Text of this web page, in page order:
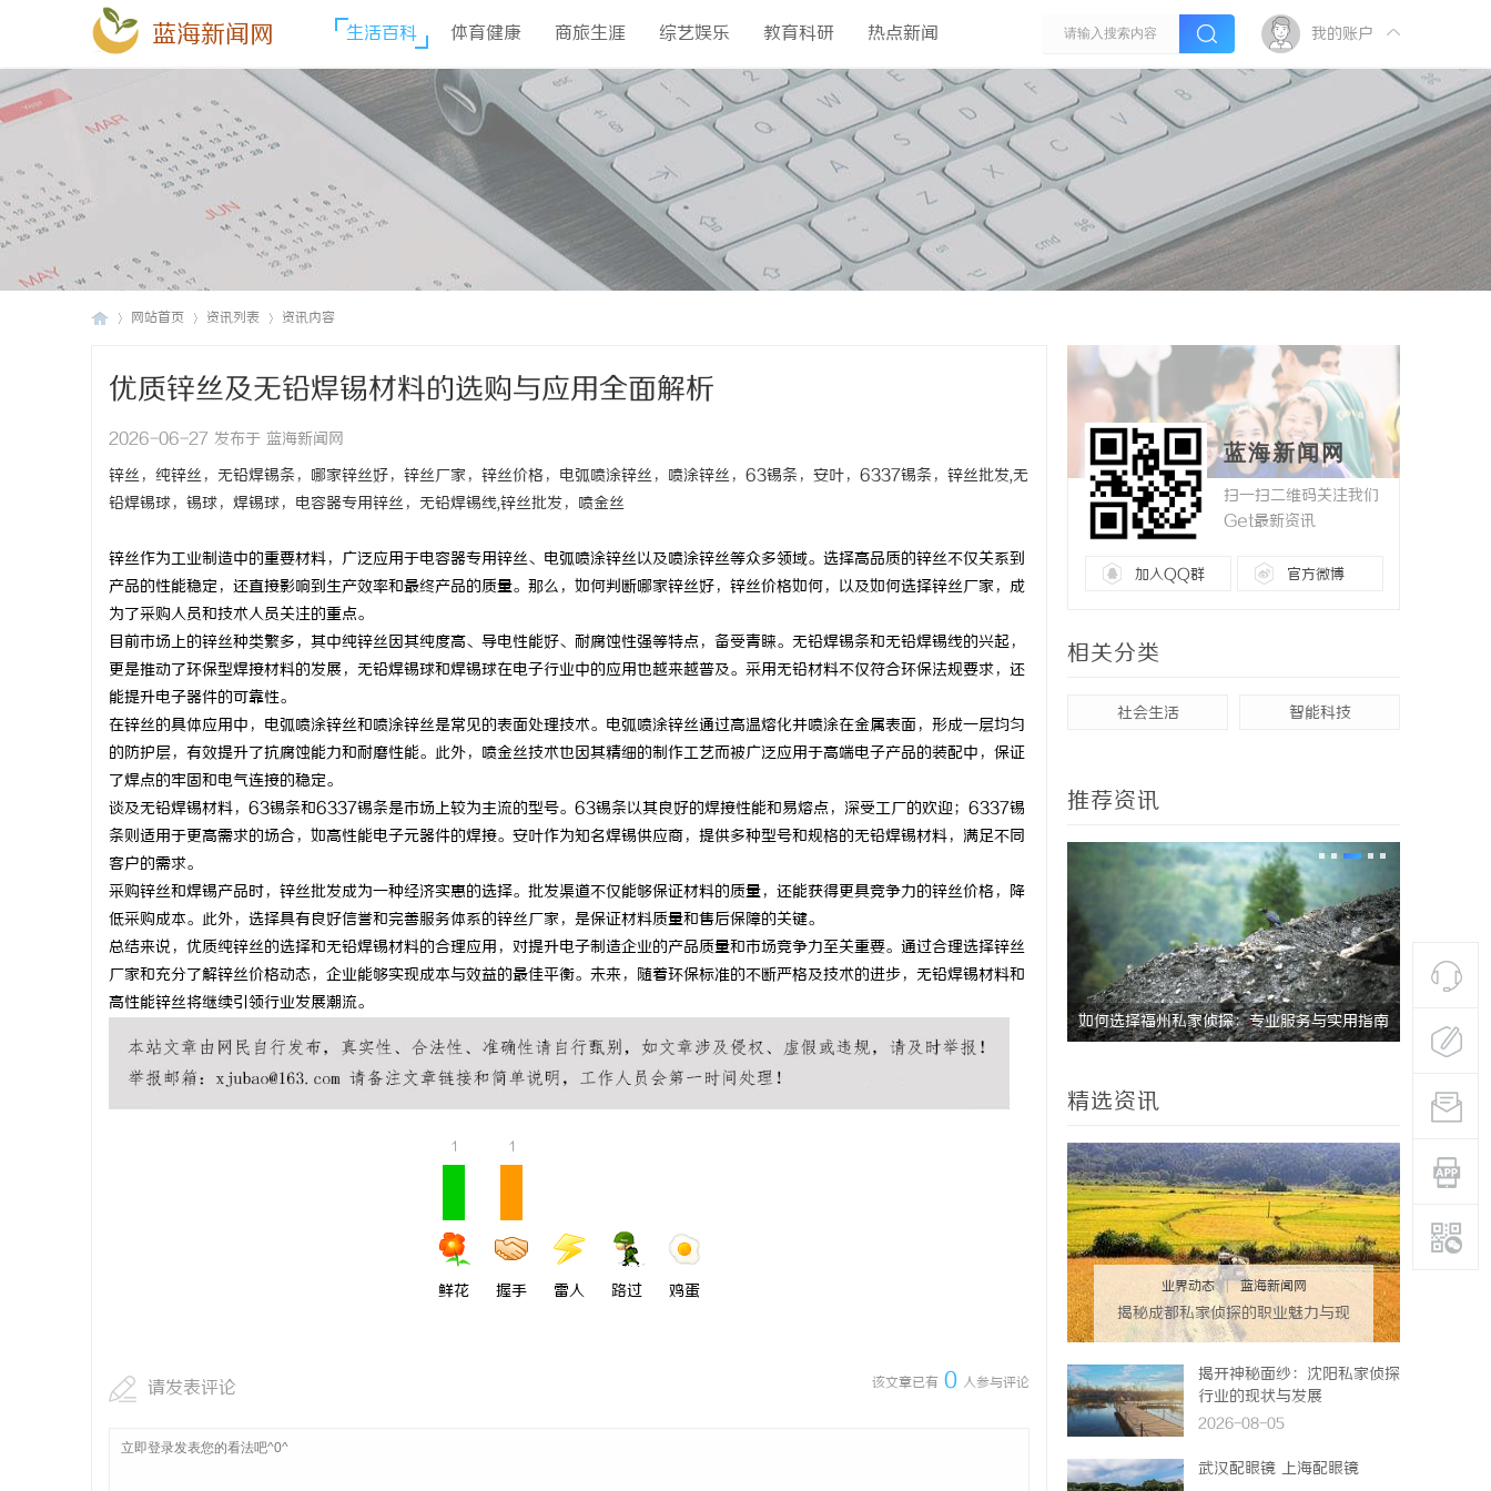
蓝海新闻网 生活百科 体育健康 商旅生涯 综艺娱乐 教育科研 热点新闻 我的账户
网站首页 资讯列表 资讯内容
优质锌丝及无铅焊锡材料的选购与应用全面解析
2026-06-27 发布于 蓝海新闻网
锌丝，纯锌丝，无铅焊锡条，哪家锌丝好，锌丝厂家，锌丝价格，电弧喷涂锌丝，喷涂锌丝，63锡条，安叶，6337锡条，锌丝批发,无
铅焊锡球，锡球，焊锡球，电容器专用锌丝，无铅焊锡线,锌丝批发，喷金丝
锌丝作为工业制造中的重要材料，广泛应用于电容器专用锌丝、电弧喷涂锌丝以及喷涂锌丝等众多领域。选择高品质的锌丝不仅关系到
产品的性能稳定，还直接影响到生产效率和最终产品的质量。那么，如何判断哪家锌丝好，锌丝价格如何，以及如何选择锌丝厂家，成
为了采购人员和技术人员关注的重点。
目前市场上的锌丝种类繁多，其中纯锌丝因其纯度高、导电性能好、耐腐蚀性强等特点，备受青睐。无铅焊锡条和无铅焊锡线的兴起，
更是推动了环保型焊接材料的发展，无铅焊锡球和焊锡球在电子行业中的应用也越来越普及。采用无铅材料不仅符合环保法规要求，还
能提升电子器件的可靠性。
在锌丝的具体应用中，电弧喷涂锌丝和喷涂锌丝是常见的表面处理技术。电弧喷涂锌丝通过高温熔化并喷涂在金属表面，形成一层均匀
的防护层，有效提升了抗腐蚀能力和耐磨性能。此外，喷金丝技术也因其精细的制作工艺而被广泛应用于高端电子产品的装配中，保证
了焊点的牢固和电气连接的稳定。
谈及无铅焊锡材料，63锡条和6337锡条是市场上较为主流的型号。63锡条以其良好的焊接性能和易熔点，深受工厂的欢迎；6337锡
条则适用于更高需求的场合，如高性能电子元器件的焊接。安叶作为知名焊锡供应商，提供多种型号和规格的无铅焊锡材料，满足不同
客户的需求。
采购锌丝和焊锡产品时，锌丝批发成为一种经济实惠的选择。批发渠道不仅能够保证材料的质量，还能获得更具竞争力的锌丝价格，降
低采购成本。此外，选择具有良好信誉和完善服务体系的锌丝厂家，是保证材料质量和售后保障的关键。
总结来说，优质纯锌丝的选择和无铅焊锡材料的合理应用，对提升电子制造企业的产品质量和市场竞争力至关重要。通过合理选择锌丝
厂家和充分了解锌丝价格动态，企业能够实现成本与效益的最佳平衡。未来，随着环保标准的不断严格及技术的进步，无铅焊锡材料和
高性能锌丝将继续引领行业发展潮流。
1
鲜花
1
握手 雷人 路过 鸡蛋
该文章已有 0 人参与评论
请发表评论
蓝海新闻网
扫一扫二维码关注我们
Get最新资讯
加入QQ群 官方微博
相关分类
社会生活 智能科技
推荐资讯
武汉配眼镜 上海配眼镜 武汉配眼镜 上海配眼镜 如何选择福州私家侦探：专业服务与实用指南 武汉配眼
精选资讯
业界动态 | 蓝海新闻网
揭秘成都私家侦探的职业魅力与现
实挑战
揭开神秘面纱：沈阳私家侦探
行业的现状与发展
2026-08-05
武汉配眼镜 上海配眼镜